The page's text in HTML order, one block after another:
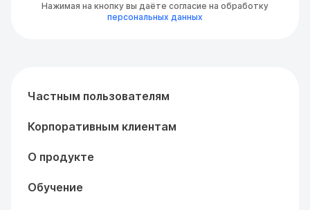
Нажимая на кнопку вы даёте согласие на обработку
персональных данных
Частным пользователям
Корпоративным клиентам
О продукте
Обучение